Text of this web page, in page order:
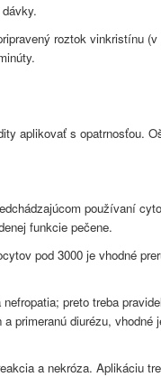
roztok vinkristínu
aplikovať s opatrnosťou.
používaní
funkcie pečene.
pod 3000 je vhodné
preto treba
primeranú diurézu, vhodné
a nekróza. Aplikáciu